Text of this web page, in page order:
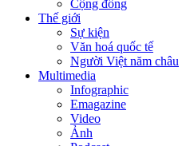
Cộng đồng
Thế giới
Sự kiện
Văn hoá quốc tế
Người Việt năm châu
Multimedia
Infographic
Emagazine
Video
Ảnh